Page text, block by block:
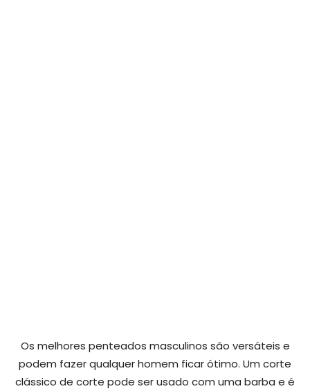
Os melhores penteados masculinos são versáteis e
podem fazer qualquer homem ficar ótimo. Um corte
clássico de corte pode ser usado com uma barba e é